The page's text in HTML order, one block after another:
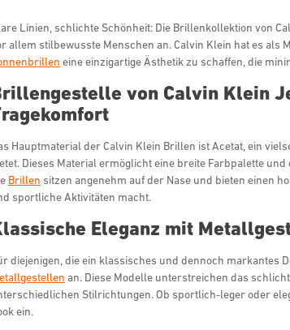
Linien, schlichte Schönheit: Die Brillenkollektion von
allem stilbewusste Menschen an. Calvin Klein hat es als
eine einzigartige Ästhetik zu schaffen, die
von Calvin Klein
Hauptmaterial der Calvin Klein Brillen ist Acetat, ein
Dieses Material ermöglicht eine breite Farbpalette
Brillen sitzen angenehm auf der Nase und bieten einen
sportliche Aktivitäten macht.
Eleganz mit
diejenigen, die ein klassisches und dennoch markantes
an. Diese Modelle unterstreichen das
Stilrichtungen. Ob sportlich-leger oder
ein.